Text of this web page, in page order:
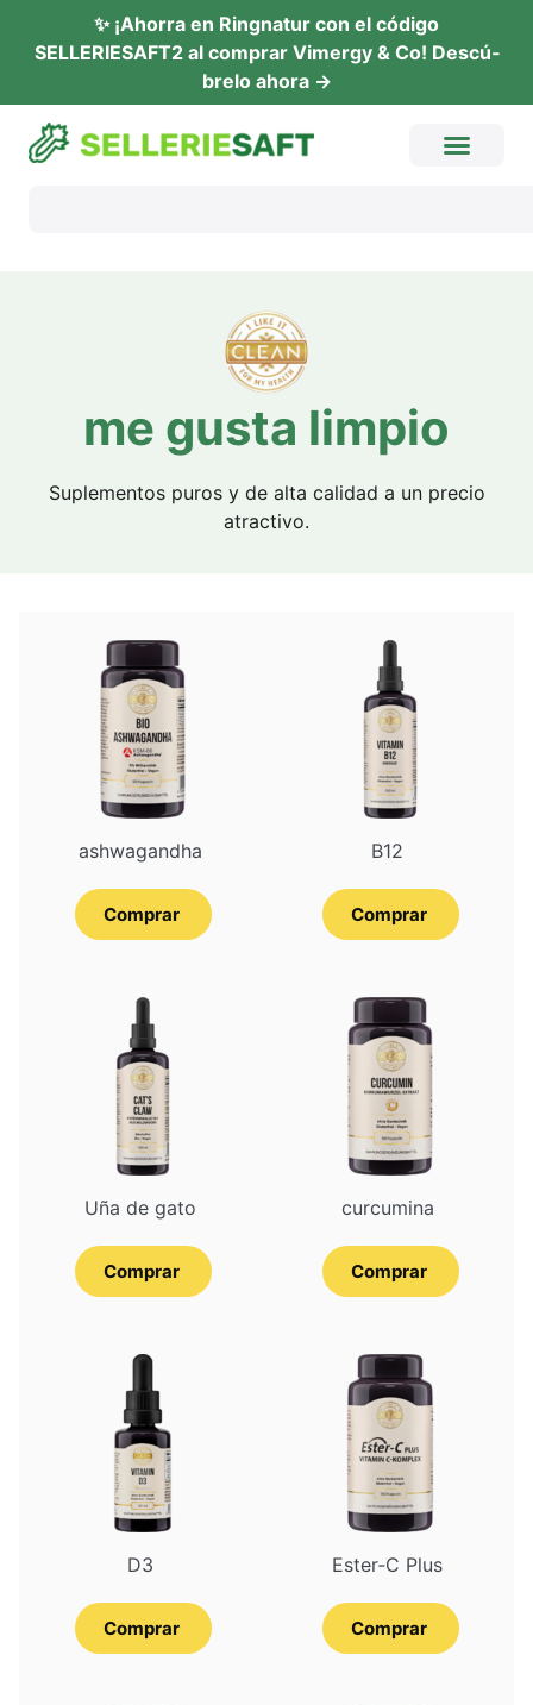
✨ ¡Ahor­ra en Ring­na­tur con el códi­go
SELLERIESAFT2 al com­prar Vimer­gy & Co! Descú­
b­re­lo ahora →
me gus­ta limpio
Suple­ment­os pur­os y de alta cali­dad a un pre­cio
atractivo.
ashwagandha
Comprar
B12
Comprar
Uña de gato
Comprar
curcumina
Comprar
D3
Comprar
Ester‑C Plus
Comprar